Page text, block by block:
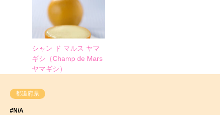
シャン ド マルス ヤマ
ギシ（Champ de Mars
ヤマギシ）
都道府県
#N/A